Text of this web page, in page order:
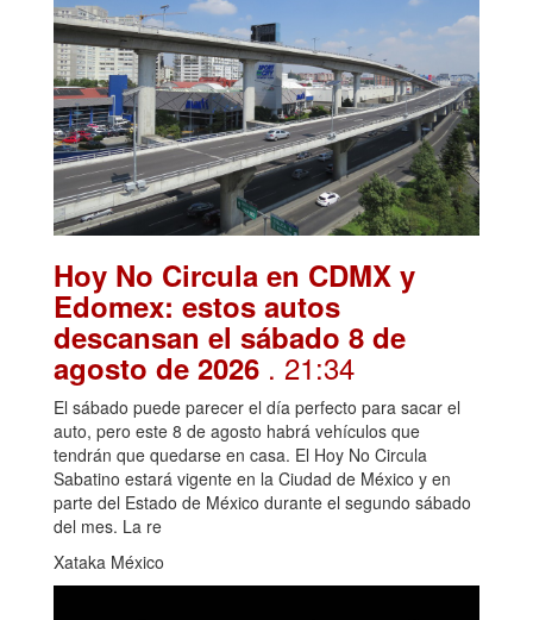
Hoy No Circula en CDMX y
Edomex: estos autos
descansan el sábado 8 de
agosto de 2026 . 21:34
El sábado puede parecer el día perfecto para sacar el
auto, pero este 8 de agosto habrá vehículos que
tendrán que quedarse en casa. El Hoy No Circula
Sabatino estará vigente en la Ciudad de México y en
parte del Estado de México durante el segundo sábado
del mes. La re
Xataka México